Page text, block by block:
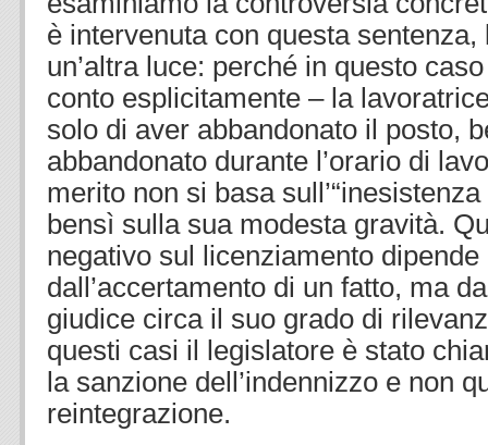
è intervenuta con questa
un’altra luce: perché in questo
conto esplicitamente – la
solo di aver abbandonato il posto,
abbandonato durante l’orario di
merito non si basa
bensì sulla sua modesta gravità.
negativo sul licenziamento dipende
dall’accertamento di un fatto, ma
giudice circa il suo grado di
questi casi il legislatore è stato
la sanzione dell’indennizzo e non
reintegrazione.